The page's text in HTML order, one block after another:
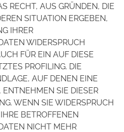
RECHT, AUS GRÜNDEN, DIE
SITUATION ERGEBEN,
IHRER
WIDERSPRUCH
FÜR EIN AUF DIESE
PROFILING. DIE
AUF DENEN EINE
SIE DIESER
WENN SIE WIDERSPRUCH
BETROFFENEN
NICHT MEHR